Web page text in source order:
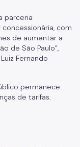
parceria
com
de aumentar a
de São Paulo”,
Fernando
permanece
de tarifas.